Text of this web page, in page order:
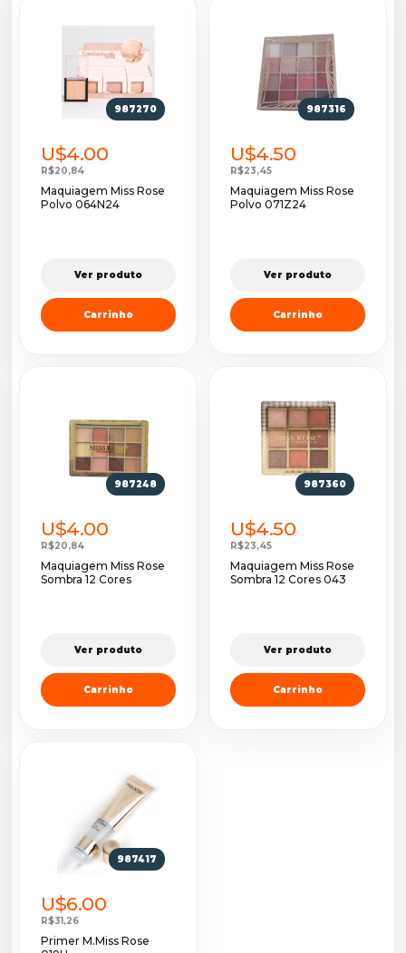
987270
U$4.00
R$20,84
Maquiagem Miss Rose
Polvo 064N24
Ver produto
Carrinho
987316
U$4.50
R$23,45
Maquiagem Miss Rose
Polvo 071Z24
Ver produto
Carrinho
987248
U$4.00
R$20,84
Maquiagem Miss Rose
Sombra 12 Cores
Ver produto
Carrinho
987360
U$4.50
R$23,45
Maquiagem Miss Rose
Sombra 12 Cores 043
Ver produto
Carrinho
987417
U$6.00
R$31,26
Primer M.Miss Rose